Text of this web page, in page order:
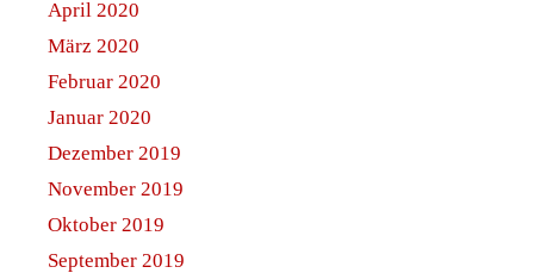
April 2020
März 2020
Februar 2020
Januar 2020
Dezember 2019
November 2019
Oktober 2019
September 2019